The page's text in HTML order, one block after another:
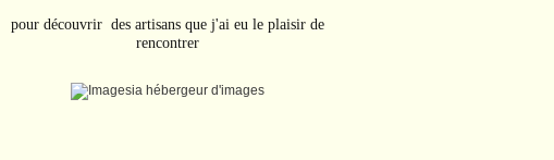
pour découvrir des artisans que j'ai eu le plaisir de
rencontrer